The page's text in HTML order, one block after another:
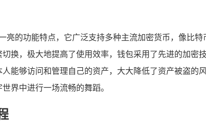
亮的功能特点，它广泛支持多种主流加密货币，像比
换，极大地提高了使用效率，钱包采用了先进的加
能够访问和管理自己的资产，大大降低了资产被盗
界中进行一场流畅的舞蹈。